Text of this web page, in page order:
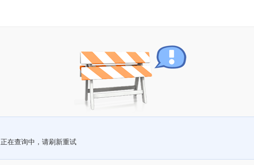
正在查询中，请刷新重试